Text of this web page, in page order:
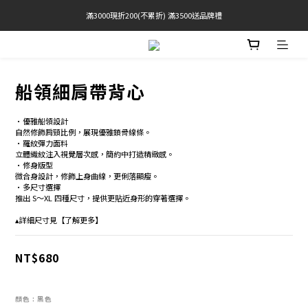
官網限定! 滿千免運(僅限台灣本島)
滿3000現折200(不累折) 滿3500送品牌禮
BRATOP專區買三送一 | 指定專區買一送一
船領細肩帶背心
•優雅船領設計
自然修飾肩頸比例，展現優雅鎖骨線條。
•羅紋彈力面料
立體織紋注入視覺層次感，簡約中打造精緻感。
•修身版型
微合身設計，修飾上身曲線，更俐落顯瘦。
•多尺寸選擇
推出 S～XL 四種尺寸，提供更貼近身形的穿著選擇。
▴詳細尺寸見【了解更多】
NT$680
顏色 : 黑色